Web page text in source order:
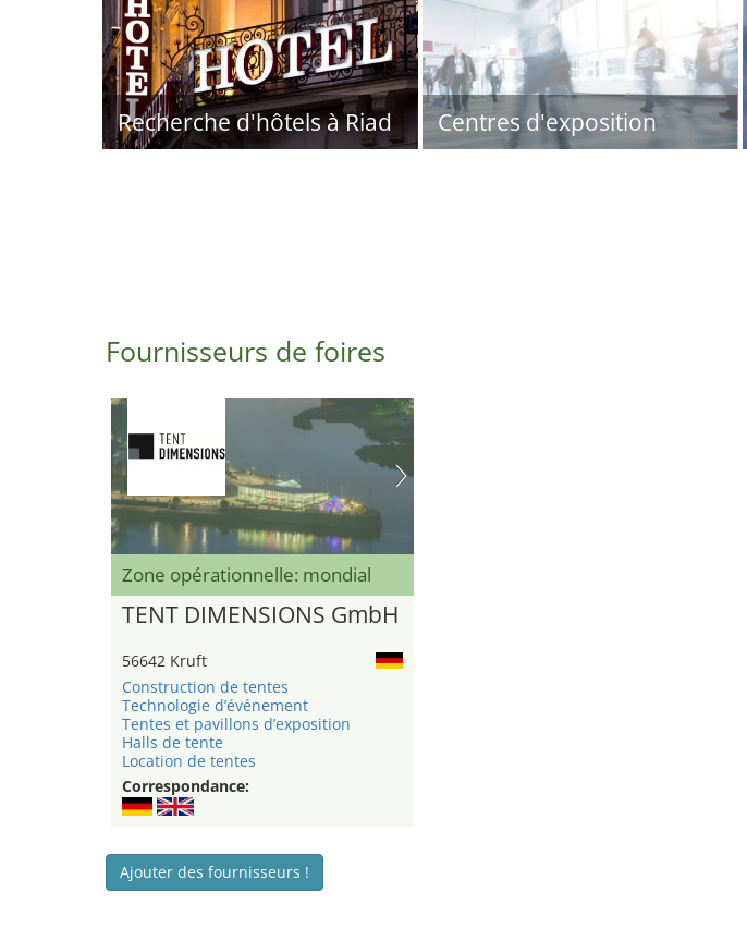
Recherche d'hôtels à Riad Centres d'exposition
Fournisseurs de foires
Zone opérationnelle: mondial
TENT DIMENSIONS GmbH
56642 Kruft
Construction de tentes
Technologie d’événement
Tentes et pavillons d’exposition
Halls de tente
Location de tentes
Correspondance:
Ajouter des fournisseurs !